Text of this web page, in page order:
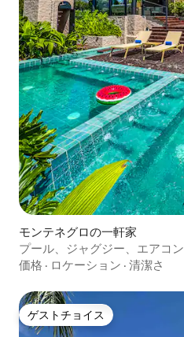
モンテネグロの一軒家
プール、ジャグジー、エアコ
価格 · ロケーション · 清潔さ
ゲストチョイス
ゲストチョイス